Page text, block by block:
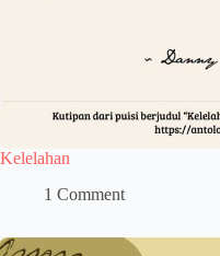
Kelelahan
1 Comment